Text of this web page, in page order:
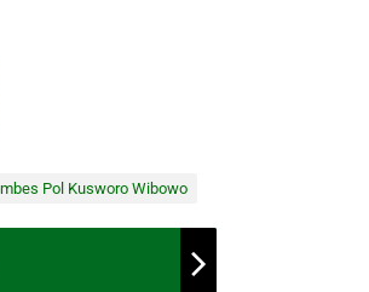
Pol Kusworo Wibowo